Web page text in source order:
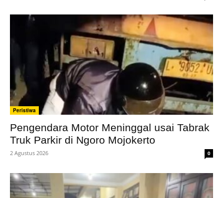
Peristiwa
Pengendara Motor Meninggal usai Tabrak
Truk Parkir di Ngoro Mojokerto
2 Agustus 2026 0